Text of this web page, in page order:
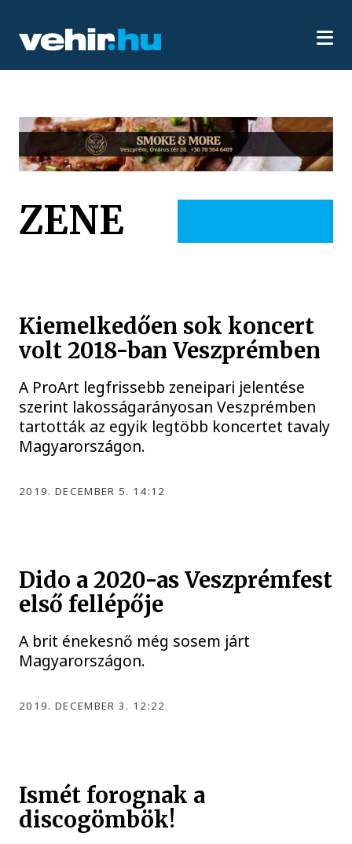
ZENE
Kiemelkedően sok koncert
volt 2018-ban Veszprémben
A ProArt legfrissebb zeneipari jelentése
szerint lakosságarányosan Veszprémben
tartották az egyik legtöbb koncertet tavaly
Magyarországon.
2019. DECEMBER 5. 14:12
Dido a 2020-as Veszprémfest
első fellépője
A brit énekesnő még sosem járt
Magyarországon.
2019. DECEMBER 3. 12:22
Ismét forognak a
discogömbök!